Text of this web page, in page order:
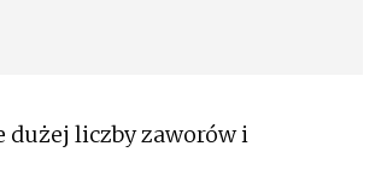
liczby zaworów i